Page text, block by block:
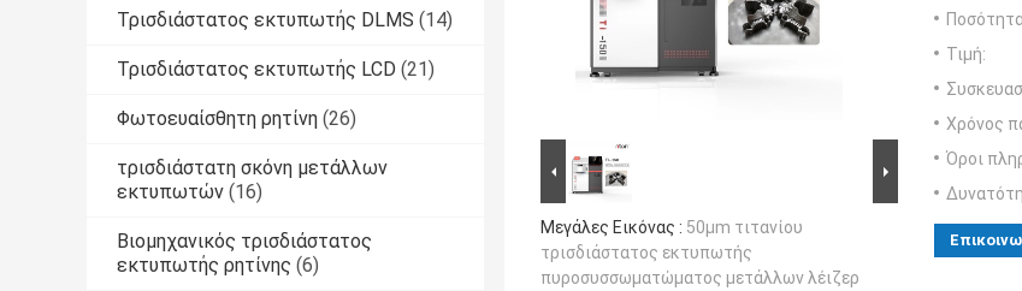
Τρισδιάστατος εκτυπωτής DLMS (14)
Τρισδιάστατος εκτυπωτής LCD (21)
Φωτοευαίσθητη ρητίνη (26)
τρισδιάστατη σκόνη μετάλλων
εκτυπωτών (16)
Βιομηχανικός τρισδιάστατος
εκτυπωτής ρητίνης (6)
Μεγάλες Εικόνας : 50μm τιτανίου
τρισδιάστατος εκτυπωτής
πυροσυσσωματώματος μετάλλων λέιζερ
Τιμή:
Χρόνος
Όροι